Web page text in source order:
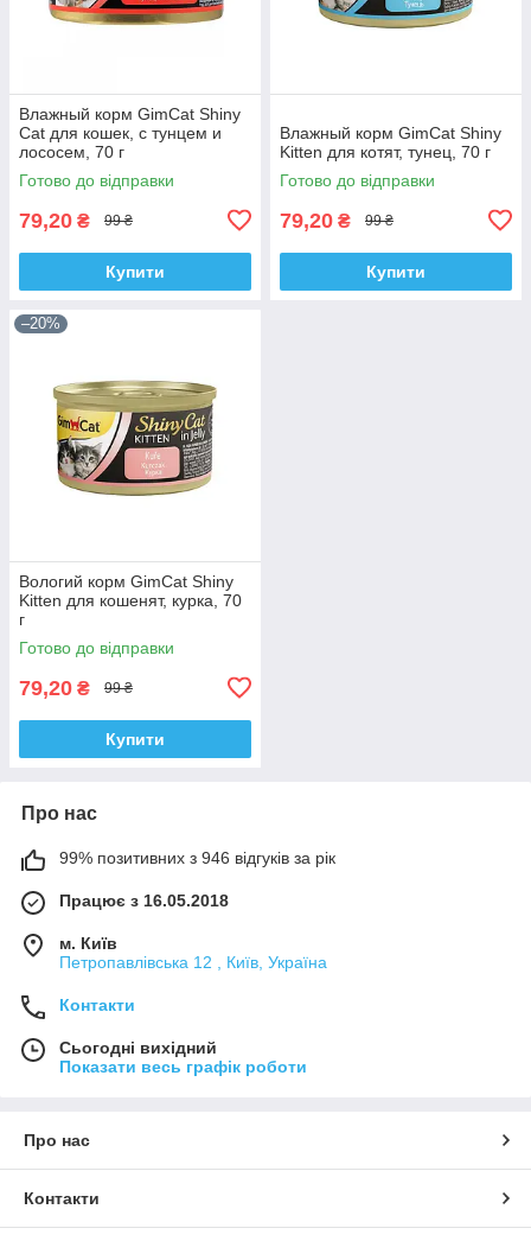
Влажный корм GimCat Shiny
Cat для кошек, с тунцем и
лососем, 70 г
Готово до відправки
79,20 ₴ 99 ₴
Купити
Влажный корм GimCat Shiny
Kitten для котят, тунец, 70 г
Готово до відправки
79,20 ₴ 99 ₴
Купити
–20%
Вологий корм GimCat Shiny
Kitten для кошенят, курка, 70
г
Готово до відправки
79,20 ₴ 99 ₴
Купити
Про нас
99% позитивних з 946 відгуків за рік
Працює з 16.05.2018
м. Київ
Петропавлівська 12 , Київ, Україна
Контакти
Сьогодні вихідний
Показати весь графік роботи
Про нас
Контакти